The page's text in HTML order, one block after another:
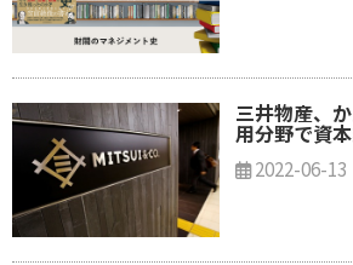
三井物産、
用分野で資
2022-06-13